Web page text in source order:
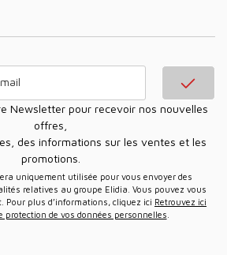
offres,
des informations sur les ventes et les
promotions.
relatives au groupe Elidia. Vous pouvez vous
Pour plus d’informations, cliquez ici Retrouvez ici
protection de vos données personnelles